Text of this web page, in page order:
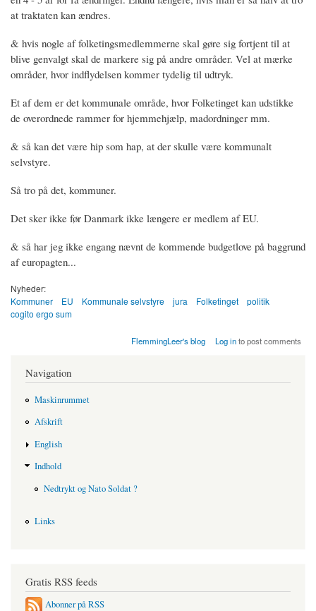
at traktaten kan ændres.
& hvis nogle af folketingsmedlemmerne skal gøre sig fortjent til at
blive genvalgt skal de markere sig på andre områder. Vel at mærke
områder, hvor indflydelsen kommer tydelig til udtryk.
Et af dem er det kommunale område, hvor Folketinget kan udstikke
de overordnede rammer for hjemmehjælp, madordninger mm.
& så kan det være hip som hap, at der skulle være kommunalt
selvstyre.
Så tro på det, kommuner.
Det sker ikke før Danmark ikke længere er medlem af EU.
& så har jeg ikke engang nævnt de kommende budgetlove på baggrund
af europagten...
Nyheder:
Kommuner
EU Kommunale selvstyre jura Folketinget
politik
cogito ergo sum
FlemmingLeer's blog Log into post comments
Navigation
Maskinrummet
Afskrift
English
Indhold
Nedtrykt og Nato Soldat ?
Links
Gratis RSS feeds
Abonner på RSS